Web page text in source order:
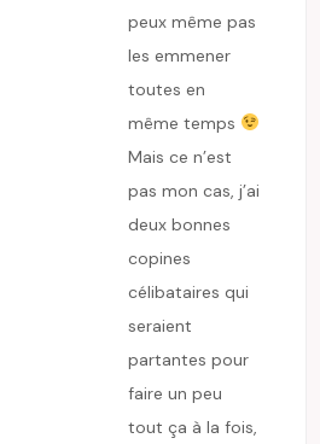
peux même pas
les emmener
toutes en
même temps
Mais ce n’est
pas mon cas, j’ai
deux bonnes
copines
célibataires qui
seraient
partantes pour
faire un peu
tout ça à la fois,